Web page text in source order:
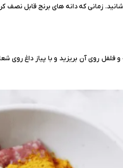
که دانه های برنج قابل نصف
فلفل روی آن بریزید و با پیاز داغ روی